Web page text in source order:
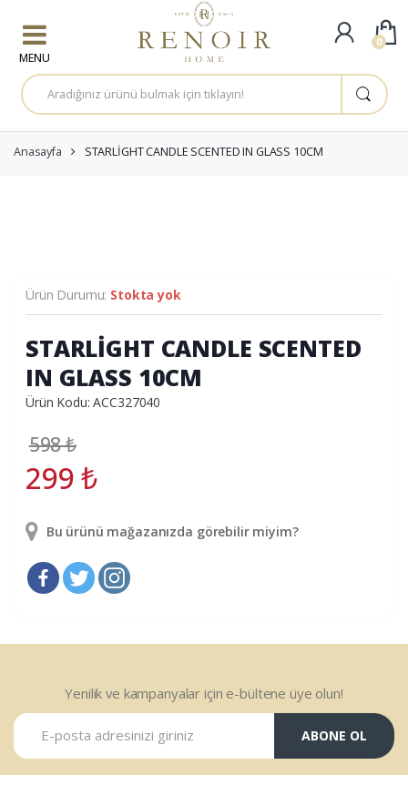
A
r
a
a
:
Anasayfa STARLİGHT CANDLE SCENTED IN GLASS 10CM
Ürün Durumu: Stokta yok
STARLİGHT CANDLE SCENTED
IN GLASS 10CM
Ürün Kodu: ACC327040
598₺
299₺
Bu ürünü mağazanızda görebilir miyim?
Yenilik ve kampanyalar için e-bültene üye olun!
ABONE OL
0